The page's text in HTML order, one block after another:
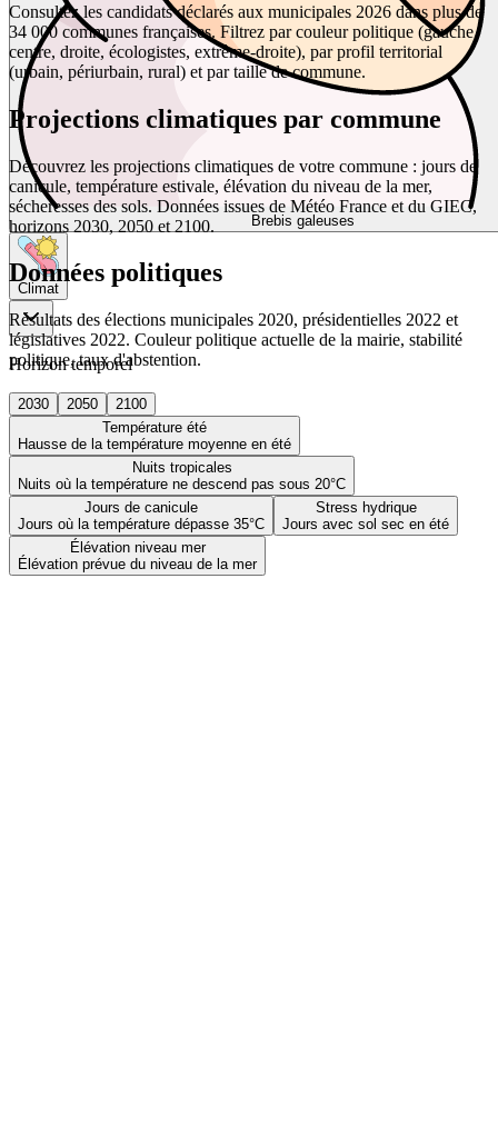
Brebis galeuses
Climat
Horizon temporel
2030 2050
2100
Température été
Hausse de la température moyenne en été
Nuits tropicales
Nuits où la température ne descend pas sous 20°C
Jours de canicule
Jours où la température dépasse 35°C
Stress hydrique
Jours avec sol sec en été
Élévation niveau mer
Élévation prévue du niveau de la mer
Consultez les candidats déclarés aux municipales 2026 dans plus de
34 000 communes françaises. Filtrez par couleur politique (gauche,
centre, droite, écologistes, extrême-droite), par profil territorial
(urbain, périurbain, rural) et par taille de commune.
Projections climatiques par commune
Découvrez les projections climatiques de votre commune : jours de
canicule, température estivale, élévation du niveau de la mer,
sécheresses des sols. Données issues de Météo France et du GIEC,
horizons 2030, 2050 et 2100.
Données politiques
Résultats des élections municipales 2020, présidentielles 2022 et
législatives 2022. Couleur politique actuelle de la mairie, stabilité
politique, taux d'abstention.